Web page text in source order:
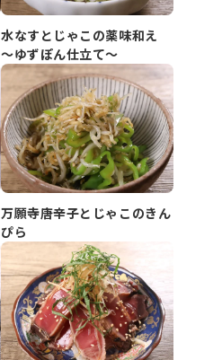
水なすとじゃこの薬味和え
～ゆずぽん仕立て～
万願寺唐辛子とじゃこのきん
ぴら